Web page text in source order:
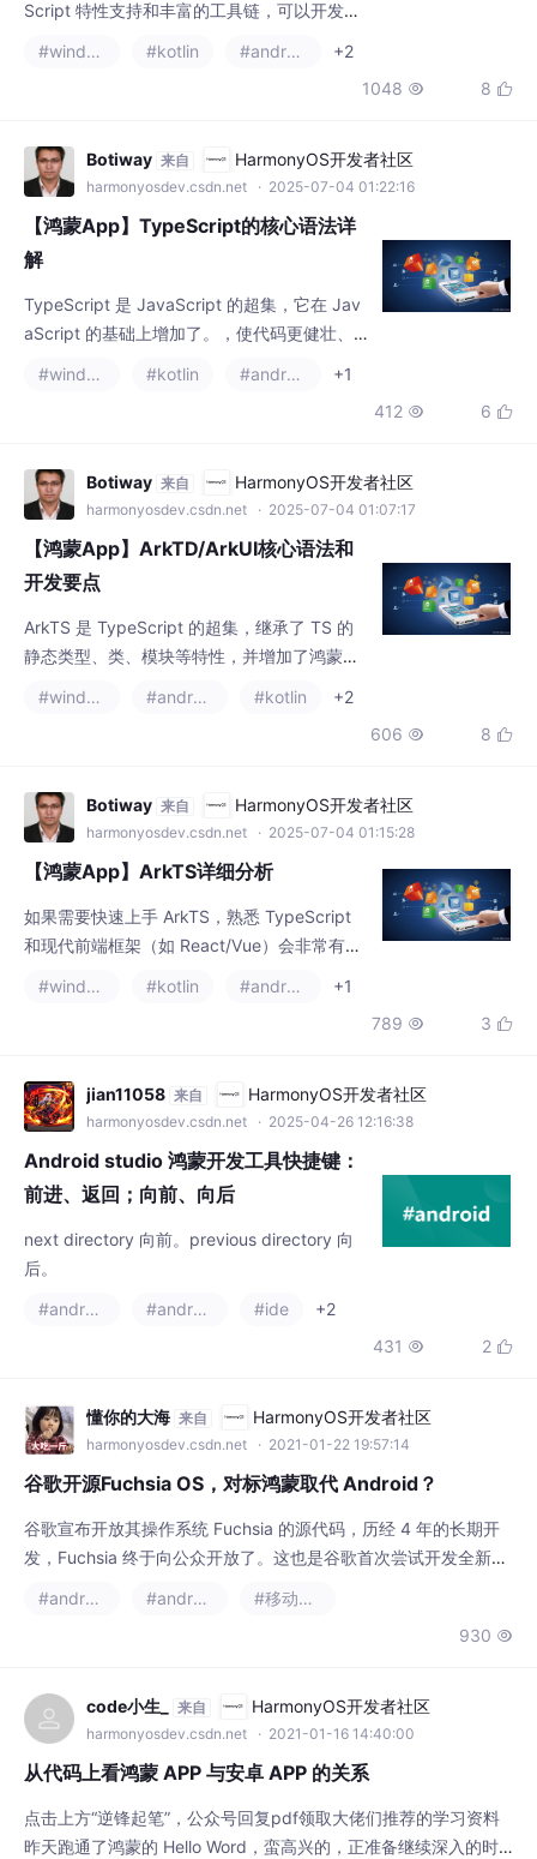
Script 特性支持和丰富的工具链，可以开发几
#windows #kotlin #android studio
+2
1048  8 
Botiway 来自 HarmonyOS开发者社区
harmonyosdev.csdn.net · 2025-07-04 01:22:16
【鸿蒙App】TypeScript的核心语法详
解
TypeScript 是 JavaScript 的超集，它在 Jav
aScript 的基础上增加了。，使代码更健壮、
#windows #kotlin #android studio
+1
412  6 
Botiway 来自 HarmonyOS开发者社区
harmonyosdev.csdn.net · 2025-07-04 01:07:17
【鸿蒙App】ArkTD/ArkUI核心语法和
开发要点
ArkTS 是 TypeScript 的超集，继承了 TS 的
静态类型、类、模块等特性，并增加了鸿蒙特
架。掌握这些语法后，即可高效开发Harmony
OS NEXT应用！ArkTS 是华为为鸿蒙OS（H
#windows #android studio #kotlin
+2
606  8 
Botiway 来自 HarmonyOS开发者社区
harmonyosdev.csdn.net · 2025-07-04 01:15:28
【鸿蒙App】ArkTS详细分析
如果需要快速上手 ArkTS，熟悉 TypeScript
和现代前端框架（如 React/Vue）会非常有帮
OS）设计的开发语言，其语法和特性与。Ark
TS 的前沿性主要体现在对。
#windows #kotlin #android studio
+1
789  3 
jian11058 来自 HarmonyOS开发者社区
harmonyosdev.csdn.net · 2025-04-26 12:16:38
Android studio 鸿蒙开发工具快捷键：
前进、返回；向前、向后
next directory 向前。previous directory 向
后。
#android studio
#android #ide
+2
431  2 
懂你的大海 来自 HarmonyOS开发者社区
harmonyosdev.csdn.net · 2021-01-22 19:57:14
谷歌开源Fuchsia OS，对标鸿蒙取代 Android？
谷歌宣布开放其操作系统 Fuchsia 的源代码，历经 4 年的长期开
发，Fuchsia 终于向公众开放了。这也是谷歌首次尝试开发全新的
是使用了 Zircon 的微内核。开放源代码，公布技术路线图自从 20
#android #android studio
#移动开发
930 
code小生_ 来自 HarmonyOS开发者社区
harmonyosdev.csdn.net · 2021-01-16 14:40:00
从代码上看鸿蒙 APP 与安卓 APP 的关系
点击上方“逆锋起笔”，公众号回复pdf领取大佬们推荐的学习资料
昨天跑通了鸿蒙的 Hello Word，蛮高兴的，正准备继续深入的时